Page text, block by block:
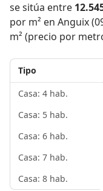
se sitúa entre
por m² en Anguix
m² (precio por
Tipo
Casa: 4 hab.
Casa: 5 hab.
Casa: 6 hab.
Casa: 7 hab.
Casa: 8 hab.